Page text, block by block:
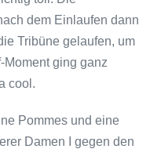
dem Einlaufen dann
Tribüne gelaufen, um
ging ganz
cool.
Pommes und eine
Damen I gegen den